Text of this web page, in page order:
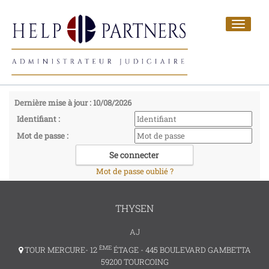
Toggle
Dernière mise à jour : 10/08/2026
Identifiant :
Mot de passe :
Mot de passe oublié ?
THYSEN
AJ
TOUR MERCURE- 12 ÈMEÉTAGE - 445 BOULEVARD GAMBETTA
59200 TOURCOING